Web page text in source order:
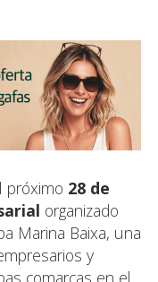
próximo 28 de
organizado
Marina Baixa, una
y